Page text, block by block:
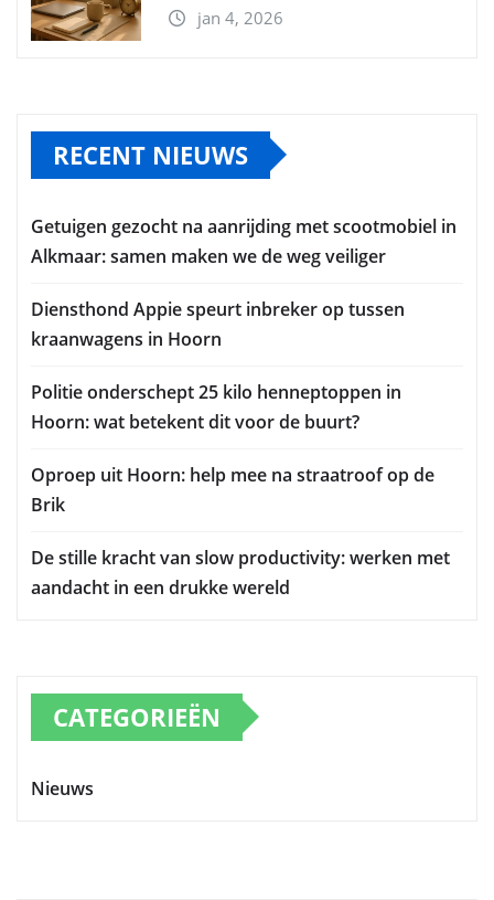
jan 4, 2026
RECENT NIEUWS
Getuigen gezocht na aanrijding met scootmobiel in
Alkmaar: samen maken we de weg veiliger
Diensthond Appie speurt inbreker op tussen
kraanwagens in Hoorn
Politie onderschept 25 kilo henneptoppen in
Hoorn: wat betekent dit voor de buurt?
Oproep uit Hoorn: help mee na straatroof op de
Brik
De stille kracht van slow productivity: werken met
aandacht in een drukke wereld
CATEGORIEËN
Nieuws